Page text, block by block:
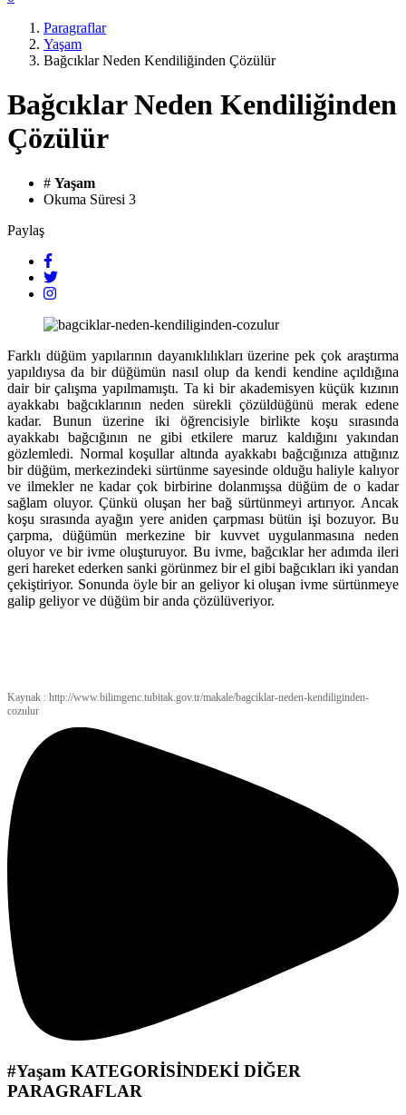
Paragraflar
Yaşam
Bağcıklar Neden Kendiliğinden Çözülür
Bağcıklar Neden Kendiliğinden
Çözülür
# Yaşam
Okuma Süresi 3
Paylaş
Farklı düğüm yapılarının dayanıklılıkları üzerine pek çok araştırma
yapıldıysa da bir düğümün nasıl olup da kendi kendine açıldığına
dair bir çalışma yapılmamıştı. Ta ki bir akademisyen küçük kızının
ayakkabı bağcıklarının neden sürekli çözüldüğünü merak edene
kadar. Bunun üzerine iki öğrencisiyle birlikte koşu sırasında
ayakkabı bağcığının ne gibi etkilere maruz kaldığını yakından
gözlemledi. Normal koşullar altında ayakkabı bağcığınıza attığınız
bir düğüm, merkezindeki sürtünme sayesinde olduğu haliyle kalıyor
ve ilmekler ne kadar çok birbirine dolanmışsa düğüm de o kadar
sağlam oluyor. Çünkü oluşan her bağ sürtünmeyi artırıyor. Ancak
koşu sırasında ayağın yere aniden çarpması bütün işi bozuyor. Bu
çarpma, düğümün merkezine bir kuvvet uygulanmasına neden
oluyor ve bir ivme oluşturuyor. Bu ivme, bağcıklar her adımda ileri
geri hareket ederken sanki görünmez bir el gibi bağcıkları iki yandan
çekiştiriyor. Sonunda öyle bir an geliyor ki oluşan ivme sürtünmeye
galip geliyor ve düğüm bir anda çözülüveriyor.
Kaynak : http://www.bilimgenc.tubitak.gov.tr/makale/bagciklar-neden-kendiliginden-
cozulur
#Yaşam KATEGORİSİNDEKİ DİĞER
PARAGRAFLAR